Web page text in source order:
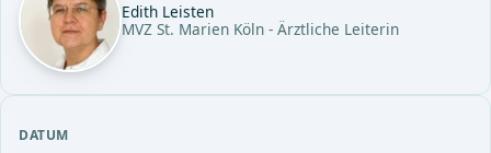
Edith Leisten
MVZ St. Marien Köln - Ärztliche Leiterin
DATUM